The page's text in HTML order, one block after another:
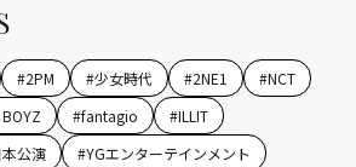
#2PM #少女時代 #2NE1 #NCT
#fantagio #ILLIT
公演 #YGエンターテインメント